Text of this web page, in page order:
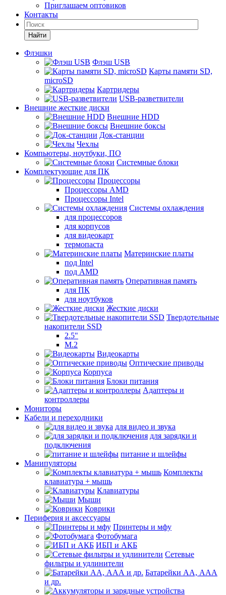
Приглашаем оптовиков
Контакты
Найти
Флэшки
Флэш USB
Карты памяти SD,
microSD
Картридеры
USB-разветвители
Внешние жесткие диски
Внешние HDD
Внешние боксы
Док-станции
Чехлы
Компьютеры, ноутбуки, ПО
Системные блоки
Комплектующие для ПК
Процессоры
Процессоры AMD
Процессоры Intel
Системы охлаждения
для процессоров
для корпусов
для видеокарт
термопаста
Материнские платы
под Intel
под AMD
Оперативная память
для ПК
для ноутбуков
Жесткие диски
Твердотельные
накопители SSD
2.5"
M.2
Видеокарты
Оптические приводы
Корпуса
Блоки питания
Адаптеры и
контроллеры
Мониторы
Кабели и переходники
для видео и звука
для зарядки и
подключения
питание и шлейфы
Манипуляторы
Комплекты
клавиатура + мышь
Клавиатуры
Мыши
Коврики
Периферия и аксессуары
Принтеры и мфу
Фотобумага
ИБП и АКБ
Сетевые
фильтры и удлинители
Батарейки АА, ААА
и др.